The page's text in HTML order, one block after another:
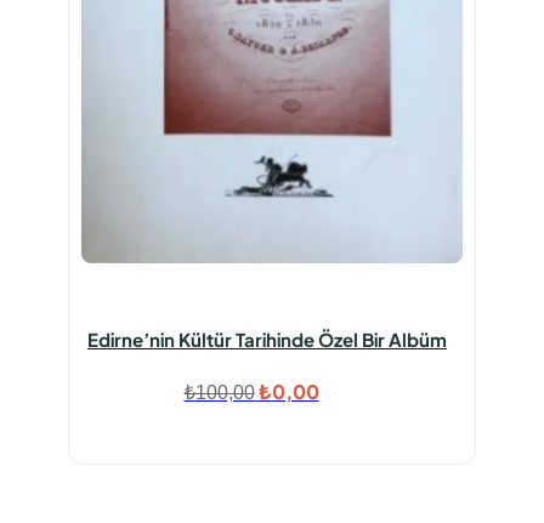
Edirne’nin Kültür Tarihinde Özel Bir Albüm
₺100,00 Orijinal
₺0,00Şu